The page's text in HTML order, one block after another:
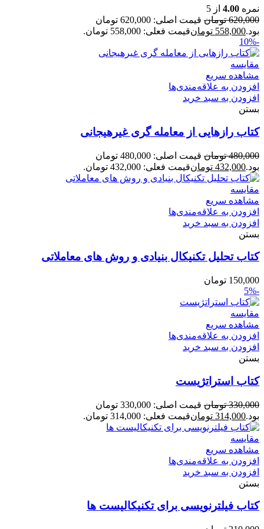
نمره 4.00 از 5
620,000 تومان
قیمت اصلی: 620,000 تومان
بود.558,000 تومانقیمت فعلی: 558,000 تومان.
-10%
مقایسه
مشاهده سریع
افزودن به علاقه‌مندی‌ها
افزودن به سبد خرید
بستن
کتاب رازهایی از معامله گری غیرهیجانی
480,000 تومان
قیمت اصلی: 480,000 تومان
بود.432,000 تومانقیمت فعلی: 432,000 تومان.
مقایسه
مشاهده سریع
افزودن به علاقه‌مندی‌ها
افزودن به سبد خرید
بستن
کتاب تحلیل تکنیکال بنیادی و روش های معاملاتی
150,000 تومان
-5%
مقایسه
مشاهده سریع
افزودن به علاقه‌مندی‌ها
افزودن به سبد خرید
بستن
کتاب استراتژیست
330,000 تومان
قیمت اصلی: 330,000 تومان
بود.314,000 تومانقیمت فعلی: 314,000 تومان.
مقایسه
مشاهده سریع
افزودن به علاقه‌مندی‌ها
افزودن به سبد خرید
بستن
کتاب فیلترنویسی برای تکنیکالیست ها